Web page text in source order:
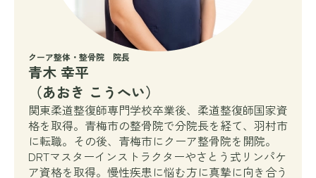
クーア整体・整骨院 院長
青木 幸平
（あおき こうへい）
関東柔道整復師専門学校卒業後、柔道整復師国家資
格を取得。青梅市の整骨院で分院長を経て、羽村市
に転職。その後、青梅市にクーア整骨院を開院。
DRTマスターインストラクターやさとう式リンパケ
ア資格を取得。慢性疾患に悩む方に真摯に向き合う